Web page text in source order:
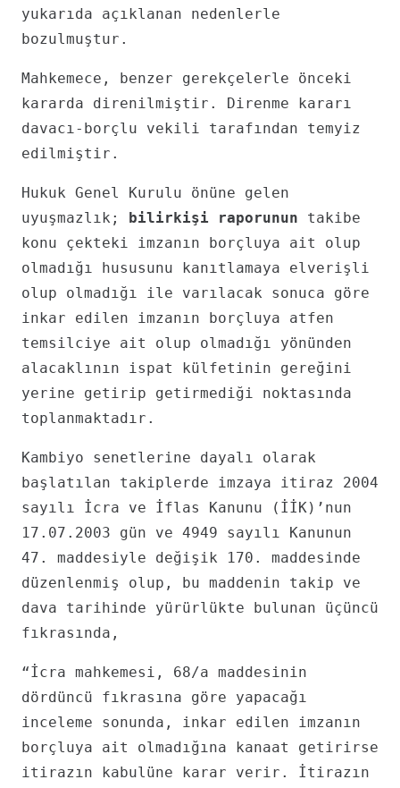
yukarıda açıklanan nedenlerle
bozulmuştur.
Mahkemece, benzer gerekçelerle önceki
kararda direnilmiştir. Direnme kararı
davacı-borçlu vekili tarafından temyiz
edilmiştir.
Hukuk Genel Kurulu önüne gelen
uyuşmazlık;
bilirkişi raporunun takibe
konu çekteki imzanın borçluya ait olup
olmadığı hususunu kanıtlamaya elverişli
olup olmadığı ile varılacak sonuca göre
inkar edilen imzanın borçluya atfen
temsilciye ait olup olmadığı yönünden
alacaklının ispat külfetinin gereğini
yerine getirip getirmediği noktasında
toplanmaktadır.
Kambiyo senetlerine dayalı olarak
başlatılan takiplerde imzaya itiraz 2004
sayılı İcra ve İflas Kanunu (İİK)’nun
17.07.2003 gün ve 4949 sayılı Kanunun
47. maddesiyle değişik 170. maddesinde
düzenlenmiş olup, bu maddenin takip ve
dava tarihinde yürürlükte bulunan üçüncü
fıkrasında,
“İcra mahkemesi, 68/a maddesinin
dördüncü fıkrasına göre yapacağı
inceleme sonunda, inkar edilen imzanın
borçluya ait olmadığına kanaat getirirse
itirazın kabulüne karar verir. İtirazın